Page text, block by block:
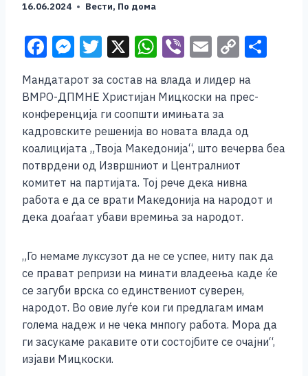
16.06.2024 Вести, По дома
F
c
e
b
o
o
k
M
ss
e
n
g
er
T
tt
er
X W
at
s
A
p
p
Vi
er
E
ai
l
C
p
Li
n
k
Мандатарот за состав на влада и лидер на
ВМРО-ДПМНЕ Христијан Мицкоски на прес-
конференција ги соопшти имињата за
кадровските решенија во новата влада од
коалицијата „Твоја Македонија“, што вечерва беа
потврдени од Извршниот и Централниот
комитет на партијата. Тој рече дека нивна
работа е да се врати Македонија на народот и
дека доаѓаат убави времиња за народот.
„Го немаме луксузот да не се успее, ниту пак да
се прават репризи на минати владеења каде ќе
се загуби врска со единствениот суверен,
народот. Во овие луѓе кои ги предлагам имам
голема надеж и не чека мнпогу работа. Мора да
ги засукаме ракавите оти состојбите се очајни“,
изјави Мицкоски.